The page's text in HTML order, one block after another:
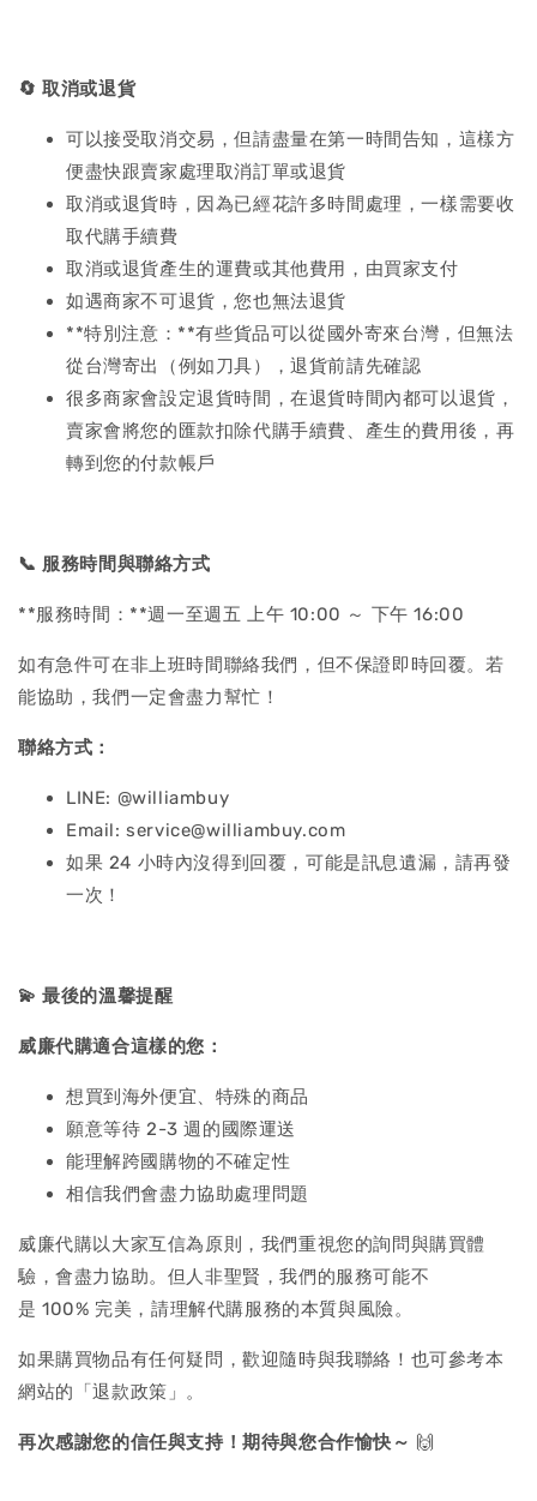
🔄 取消或退貨
可以接受取消交易，但請盡量在第一時間告知，這樣方
便盡快跟賣家處理取消訂單或退貨
取消或退貨時，因為已經花許多時間處理，一樣需要收
取代購手續費
取消或退貨產生的運費或其他費用，由買家支付
如遇商家不可退貨，您也無法退貨
**特別注意：**有些貨品可以從國外寄來台灣，但無法
從台灣寄出（例如刀具），退貨前請先確認
很多商家會設定退貨時間，在退貨時間內都可以退貨，
賣家會將您的匯款扣除代購手續費、產生的費用後，再
轉到您的付款帳戶
📞 服務時間與聯絡方式
**服務時間：**週一至週五 上午 10:00 ～ 下午 16:00
如有急件可在非上班時間聯絡我們，但不保證即時回覆。若
能協助，我們一定會盡力幫忙！
聯絡方式：
LINE: @williambuy
Email: service@williambuy.com
如果 24 小時內沒得到回覆，可能是訊息遺漏，請再發
一次！
💫 最後的溫馨提醒
威廉代購適合這樣的您：
想買到海外便宜、特殊的商品
願意等待 2-3 週的國際運送
能理解跨國購物的不確定性
相信我們會盡力協助處理問題
威廉代購以大家互信為原則，我們重視您的詢問與購買體
驗，會盡力協助。但人非聖賢，我們的服務可能不
是 100% 完美，請理解代購服務的本質與風險。
如果購買物品有任何疑問，歡迎隨時與我聯絡！也可參考本
網站的「退款政策」。
再次感謝您的信任與支持！期待與您合作愉快～ 🙌